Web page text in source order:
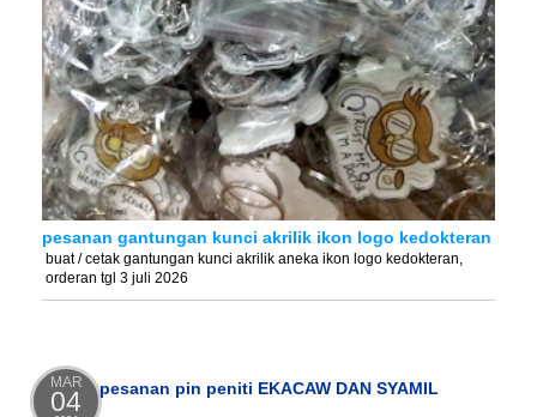
pesanan gantungan kunci akrilik ikon logo kedokteran
buat / cetak gantungan kunci akrilik aneka ikon logo kedokteran,
orderan tgl 3 juli 2026
MAR
04 pesanan pin peniti EKACAW DAN SYAMIL